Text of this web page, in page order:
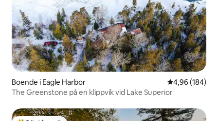
Boende i Eagle Harbor 4,96 av 5 i
4,96 (184)
The Greenstone på en klippvik vid Lake Superior